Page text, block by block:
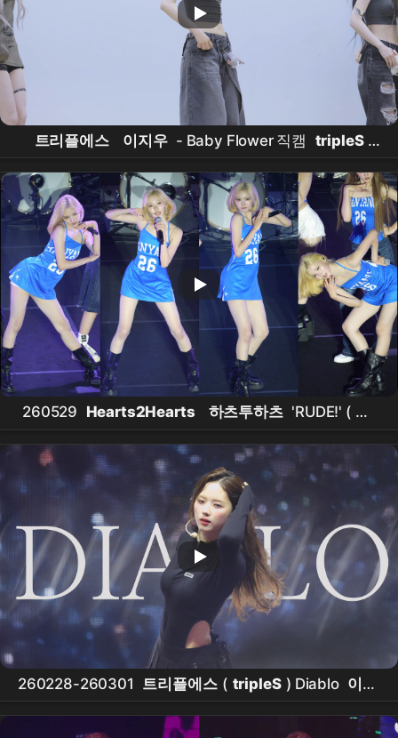
트리플에스 이지우 - Baby Flower 직캠 tripleS
Jiwoo Fancam @260607 EVERLINE Fansign
260529 Hearts2Hearts 하츠투하츠 'RUDE!' ( 지
우 직캠) 한양대학교 축제
260228-260301 트리플에스 ( tripleS ) Diablo 이지
우 ( JIWOO ) My Secret New Zone in Taipei